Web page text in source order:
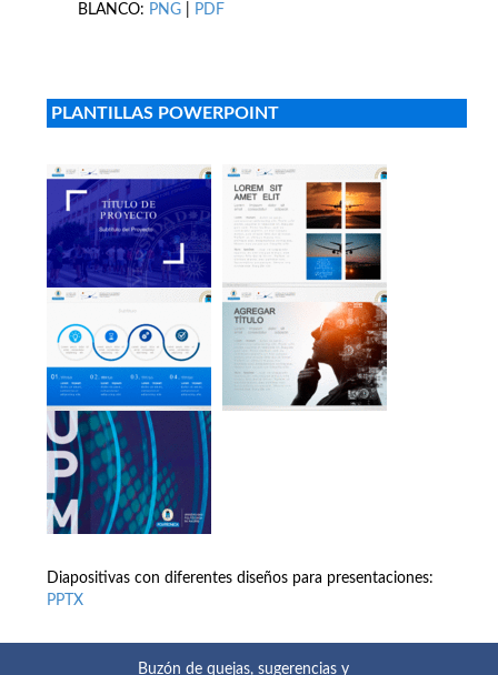
BLANCO: PNG PDF
PLANTILLAS POWERPOINT
Diapositivas con diferentes diseños para presentaciones:
PPTX
Buzón de quejas, sugerencias y